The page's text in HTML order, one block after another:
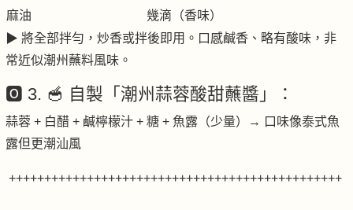
麻油
幾滴（香味）
▶ 將全部拌勻，炒香或拌後即用。口感鹹香、略有酸味，非
常近似潮州蘸料風味。
🅾️ 3. 🥣 自製「潮州蒜蓉酸甜蘸醬」：
蒜蓉 + 白醋 + 鹹檸檬汁 + 糖 + 魚露（少量）→ 口味像泰式魚
露但更潮汕風
+++++++++++++++++++++++++++++++++++++++++++++++